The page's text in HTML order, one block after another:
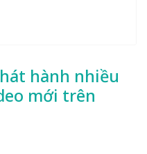
hành nhiều
mới trên